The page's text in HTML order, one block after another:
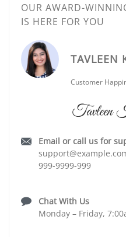
OUR AWARD-
IS HERE FOR YOU
TAVLEEN
Customer
Email or call us for
999-9999-999
Chat With Us
Monday – Friday,